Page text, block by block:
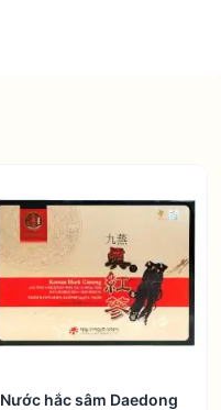
Nước hắc sâm Daedong